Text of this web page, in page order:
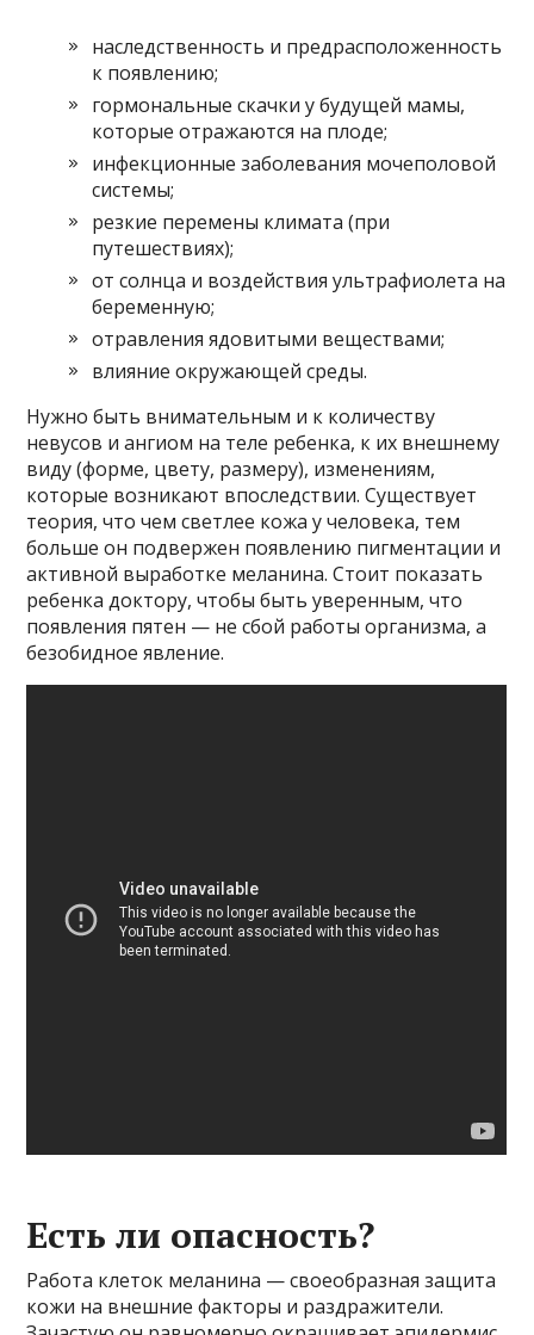
наследственность и предрасположенность
к появлению;
гормональные скачки у будущей мамы,
которые отражаются на плоде;
инфекционные заболевания мочеполовой
системы;
резкие перемены климата (при
путешествиях);
от солнца и воздействия ультрафиолета на
беременную;
отравления ядовитыми веществами;
влияние окружающей среды.
Нужно быть внимательным и к количеству
невусов и ангиом на теле ребенка, к их внешнему
виду (форме, цвету, размеру), изменениям,
которые возникают впоследствии. Существует
теория, что чем светлее кожа у человека, тем
больше он подвержен появлению пигментации и
активной выработке меланина. Стоит показать
ребенка доктору, чтобы быть уверенным, что
появления пятен — не сбой работы организма, а
безобидное явление.
Есть ли опасность?
Работа клеток меланина — своеобразная защита
кожи на внешние факторы и раздражители.